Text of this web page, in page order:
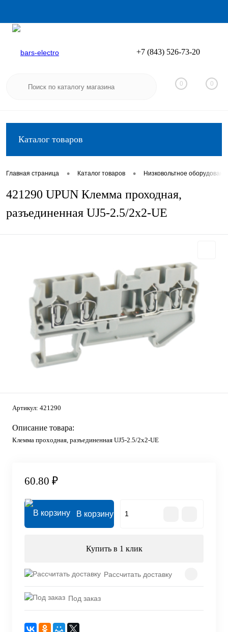
Вход
+7 (843) 526-73-20
0 0
Каталог товаров
Главная страница • Каталог товаров • Низковольтное
421290 UPUN Клемма проходная,
разъединенная UJ5-2.5/2x2-UE
Артикул: 421290
Описание товара:
Клемма проходная, разъединенная UJ5-2.5/2x2-UE
60.80 ₽
В корзину
Купить в 1 клик
Рассчитать доставку
Под заказ